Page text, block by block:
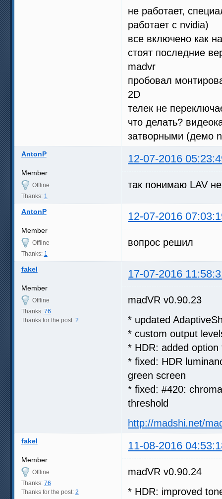
не работает,
работает с nvidia)
все включено как
стоят последние
madvr
пробовал
2D
телек не
что делать?
затворными (демо
AntonP 12-07-2016
Member
Offline
Thanks: 1
так понимаю LAV
AntonP 12-07-2016
Member
Offline
Thanks: 1
вопрос решил
fakel 17-07-2016
Member
Offline
Thanks: 76
Thanks for the post: 2
madVR v0.90.23
* updated
* custom output
* HDR: added
* fixed: HDR
green screen
* fixed: #420:
threshold
http://madshi.net/
fakel 11-08-2016
Member
Offline
Thanks: 76
Thanks for the post: 2
madVR v0.90.24
* HDR: improved